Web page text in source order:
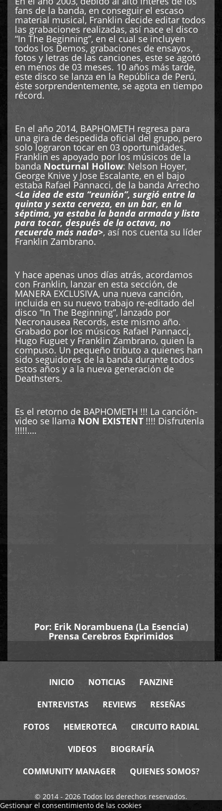
fans de la banda, en conseguir el escaso
material musical, Franklin decide editar todos
las grabaciones realizadas, así nace el disco
“In The Beginning”, en el cual se incluyen
todos los Demos, grabaciones de ensayos,
fotos y letras de las canciones, este se agotó
en menos de 03 meses. 10 años más tarde,
este disco se lanza en la República de Perú,
éste sorprendentemente, se agota en tiempo
récord.
En el año 2014, BAPHOMETH regresa para
una gira de despedida oficial del grupo, pero
solo lograron tocar en 03 oportunidades.
Franklin es apoyado por los músicos de la
banda Nocturnal Hollow: Nelson Hoyer,
George Knive y Jose Escalante, en el bajo
estaba Rafael Pannacci, de la banda Arrecho
<La idea de esta “reunión”, surgió entre la
quinta y sexta cerveza, en un bar, en la
séptima, ya estaba la banda armada y lista
para tocar, después de la octava, no
recuerdo más nada>, así nos cuenta su líder
Franklin Zambrano.
Y hace apenas unos días atrás, acordamos
con Franklin, lanzar en esta sección, de
MANERA EXCLUSIVA, una nueva canción,
incluida en su nuevo trabajo re-editado del
disco “In The Beginning”, lanzado por
Necronausea Records, este mismo año.
Grabado por los músicos Rafael Pannacci,
Hugo Fuguet y Franklin Zambrano, quien la
compuso. Un pequeño tributo a quienes han
sido seguidores de la banda durante todos
estos años y a la nueva generación de
Deathsters.
Es el retorno de BAPHOMETH !!! La canción-
video se llama NON EXISTENT !!!! Disfrutenla
!!!!!….
Por: Erik Norambuena (La Esencia)
Prensa Cerebros Exprimidos
INICIO NOTICIAS FANZINE
ENTREVISTAS REVIEWS RESEÑAS
FOTOS HEMEROTECA CIRCUITO RADIAL
VIDEOS BIOGRAFÍA
COMMUNITY MANAGER QUIENES SOMOS?
© 2014 - 2026 Todos los derechos reservados.
Gestionar el consentimiento de las cookies